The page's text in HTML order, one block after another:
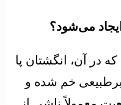
می‌شود؟
آن، انگشتان پا
خم شده و